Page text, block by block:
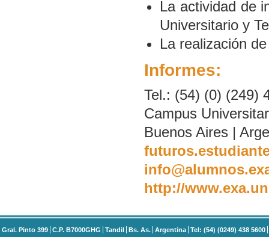
La actividad de
Universitario y
La realización
Informes:
Tel.: (54) (0) (249)
Campus
Buenos Aires |
http://
Gral. Pinto 399 C.P. B7000GHG Tandil Bs. As. Argentina Tel: (54) (0249) 438 5600